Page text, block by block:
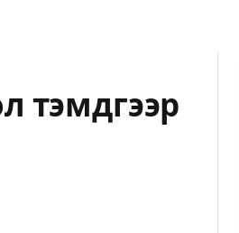
тэмдгээр